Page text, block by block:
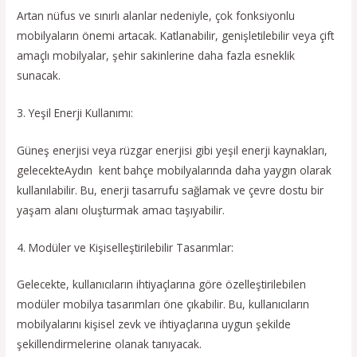
Artan nüfus ve sınırlı alanlar nedeniyle, çok fonksiyonlu
mobilyaların önemi artacak. Katlanabilir, genişletilebilir veya çift
amaçlı mobilyalar, şehir sakinlerine daha fazla esneklik
sunacak.
3. Yeşil Enerji Kullanımı:
Güneş enerjisi veya rüzgar enerjisi gibi yeşil enerji kaynakları,
gelecekteAydın kent bahçe mobilyalarında daha yaygın olarak
kullanılabilir. Bu, enerji tasarrufu sağlamak ve çevre dostu bir
yaşam alanı oluşturmak amacı taşıyabilir.
4. Modüler ve Kişiselleştirilebilir Tasarımlar:
Gelecekte, kullanıcıların ihtiyaçlarına göre özelleştirilebilen
modüler mobilya tasarımları öne çıkabilir. Bu, kullanıcıların
mobilyalarını kişisel zevk ve ihtiyaçlarına uygun şekilde
şekillendirmelerine olanak tanıyacak.